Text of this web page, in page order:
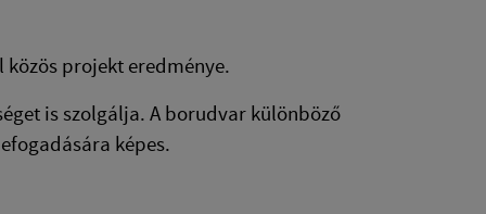
projekt eredménye.
is szolgálja. A borudvar különböző
képes.